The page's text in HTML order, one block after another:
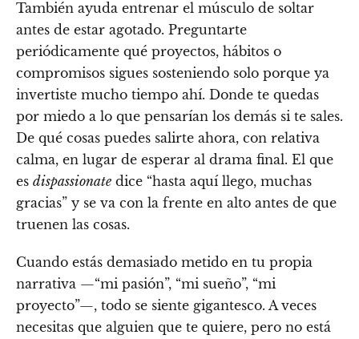
También ayuda entrenar el músculo de soltar
antes de estar agotado. Preguntarte
periódicamente qué proyectos, hábitos o
compromisos sigues sosteniendo solo porque ya
invertiste mucho tiempo ahí. Donde te quedas
por miedo a lo que pensarían los demás si te sales.
De qué cosas puedes salirte ahora, con relativa
calma, en lugar de esperar al drama final. El que
es dispassionate dice “hasta aquí llego, muchas
gracias” y se va con la frente en alto antes de que
truenen las cosas.
Cuando estás demasiado metido en tu propia
narrativa —“mi pasión”, “mi sueño”, “mi
proyecto”—, todo se siente gigantesco. A veces
necesitas que alguien que te quiere, pero no está